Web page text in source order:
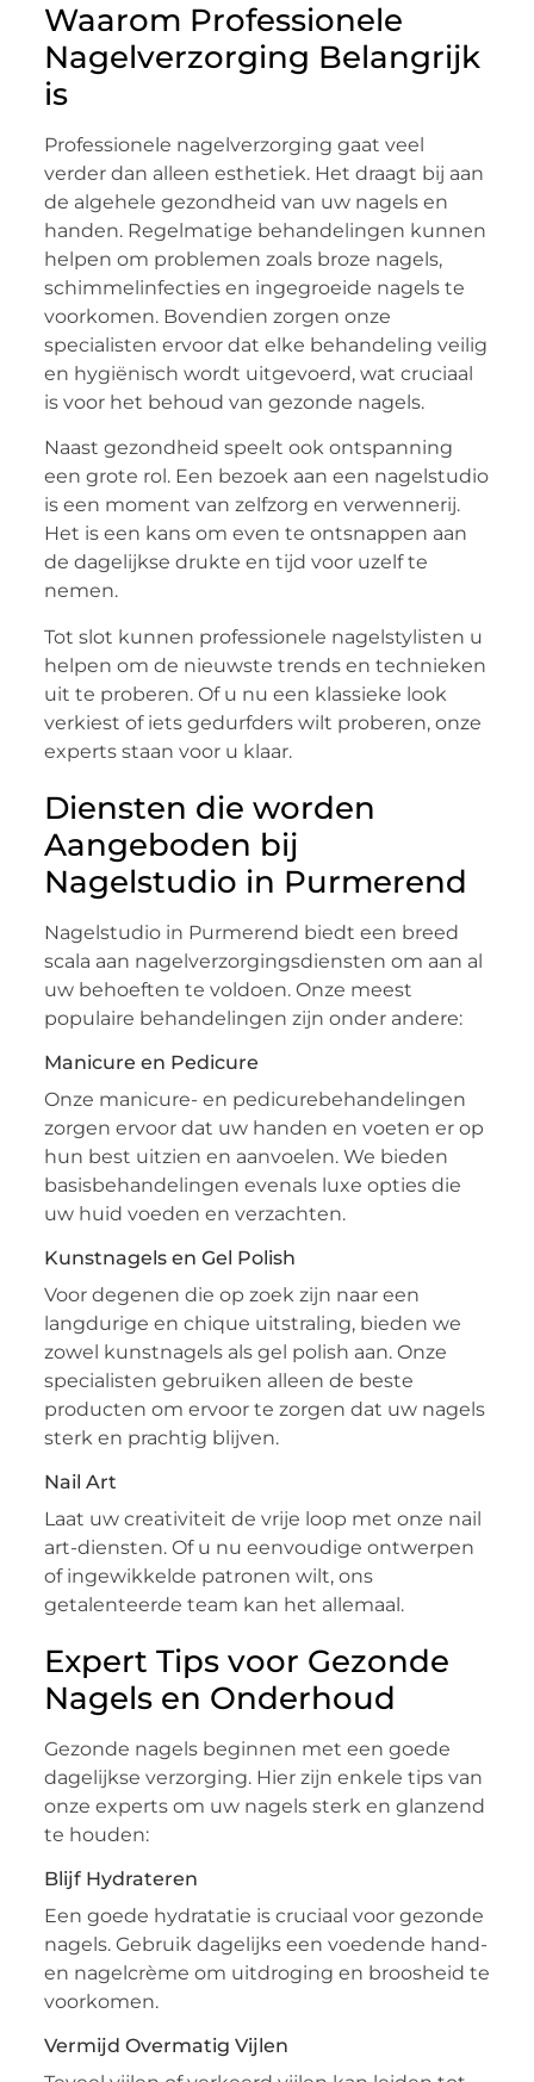
Waarom Professionele
Nagelverzorging Belangrijk
is
Professionele nagelverzorging gaat veel
verder dan alleen esthetiek. Het draagt bij aan
de algehele gezondheid van uw nagels en
handen. Regelmatige behandelingen kunnen
helpen om problemen zoals broze nagels,
schimmelinfecties en ingegroeide nagels te
voorkomen. Bovendien zorgen onze
specialisten ervoor dat elke behandeling veilig
en hygiënisch wordt uitgevoerd, wat cruciaal
is voor het behoud van gezonde nagels.
Naast gezondheid speelt ook ontspanning
een grote rol. Een bezoek aan een nagelstudio
is een moment van zelfzorg en verwennerij.
Het is een kans om even te ontsnappen aan
de dagelijkse drukte en tijd voor uzelf te
nemen.
Tot slot kunnen professionele nagelstylisten u
helpen om de nieuwste trends en technieken
uit te proberen. Of u nu een klassieke look
verkiest of iets gedurfders wilt proberen, onze
experts staan voor u klaar.
Diensten die worden
Aangeboden bij
Nagelstudio in Purmerend
Nagelstudio in Purmerend biedt een breed
scala aan nagelverzorgingsdiensten om aan al
uw behoeften te voldoen. Onze meest
populaire behandelingen zijn onder andere:
Manicure en Pedicure
Onze manicure- en pedicurebehandelingen
zorgen ervoor dat uw handen en voeten er op
hun best uitzien en aanvoelen. We bieden
basisbehandelingen evenals luxe opties die
uw huid voeden en verzachten.
Kunstnagels en Gel Polish
Voor degenen die op zoek zijn naar een
langdurige en chique uitstraling, bieden we
zowel kunstnagels als gel polish aan. Onze
specialisten gebruiken alleen de beste
producten om ervoor te zorgen dat uw nagels
sterk en prachtig blijven.
Nail Art
Laat uw creativiteit de vrije loop met onze nail
art-diensten. Of u nu eenvoudige ontwerpen
of ingewikkelde patronen wilt, ons
getalenteerde team kan het allemaal.
Expert Tips voor Gezonde
Nagels en Onderhoud
Gezonde nagels beginnen met een goede
dagelijkse verzorging. Hier zijn enkele tips van
onze experts om uw nagels sterk en glanzend
te houden:
Blijf Hydrateren
Een goede hydratatie is cruciaal voor gezonde
nagels. Gebruik dagelijks een voedende hand-
en nagelcrème om uitdroging en broosheid te
voorkomen.
Vermijd Overmatig Vijlen